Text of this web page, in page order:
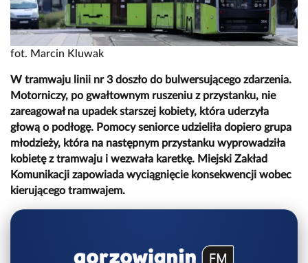
fot. Marcin Kluwak
W tramwaju linii nr 3 doszło do bulwersującego zdarzenia.
Motorniczy, po gwałtownym ruszeniu z przystanku, nie
zareagował na upadek starszej kobiety, która uderzyła
głową o podłogę. Pomocy seniorce udzieliła dopiero grupa
młodzieży, która na następnym przystanku wyprowadziła
kobietę z tramwaju i wezwała karetkę. Miejski Zakład
Komunikacji zapowiada wyciągnięcie konsekwencji wobec
kierującego tramwajem.